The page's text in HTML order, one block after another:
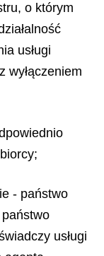
o którym
usługi
wyłączeniem
- państwo
usługi